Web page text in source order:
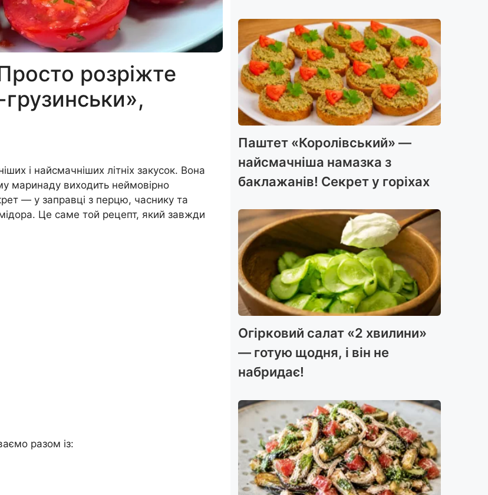
розріжте
і найсмачніших літніх закусок. Вона
маринаду виходить неймовірно
— у заправці з перцю, часнику та
Це саме той рецепт, який завжди
разом із:
Паштет «Королівський» —
найсмачніша намазка з
баклажанів! Секрет у горіхах
Огірковий салат «2 хвилини»
— готую щодня, і він не
набридає!